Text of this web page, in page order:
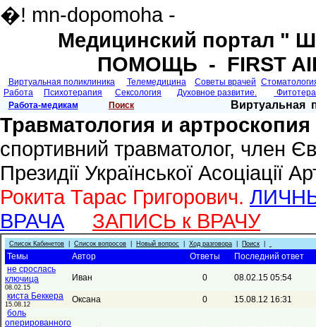
�! mn-dopomoha -
Медицинский портал
ПОМОЩЬ - FIRST
Виртуальная поликлиника Телемедицина Советы врачей
Работа
Психотерапия Сексология Духовное развитие.
Работа-медикам
Поиск Виртуальная
Травматология и артроскопия
спортивний травматолог, член
Президiї Української Асоцiацiї
Рокита Тарас Григорович.
ВРАЧА
ЗАПИСЬ к ВРАЧУ
Список Кабинетов Список вопросов Новый вопрос Ход разговора Поиск
Темы Автор Ответы
Последний ответ
не срослась
ключица
08.02.15
Иван 0
08.02.15 05:54
киста Беккера
15.08.12 Оксана 0
15.08.12 16:31
боль
оперированного